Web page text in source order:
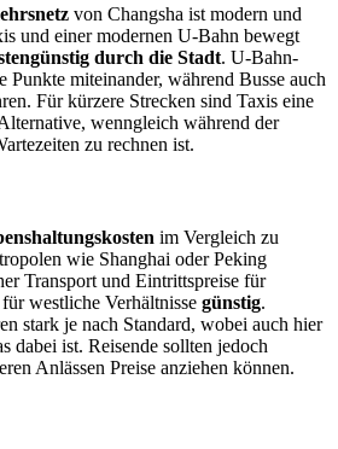
von Changsha ist modern und
und einer modernen U-Bahn bewegt
durch die Stadt. U-Bahn-
miteinander, während Busse auch
Für kürzere Strecken sind Taxis eine
wenngleich während der
zu rechnen ist.
im Vergleich zu
wie Shanghai oder Peking
Transport und Eintrittspreise für
westliche Verhältnisse günstig.
stark je nach Standard, wobei auch hier
dabei ist. Reisende sollten jedoch
Anlässen Preise anziehen können.